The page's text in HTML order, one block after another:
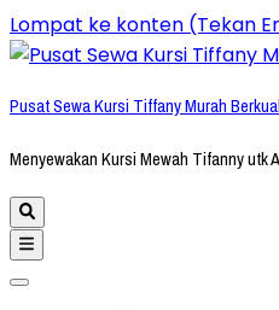
Lompat ke konten (Tekan
Pusat Sewa Kursi Tiffany Murah
Menyewakan Kursi Mewah Tifanny